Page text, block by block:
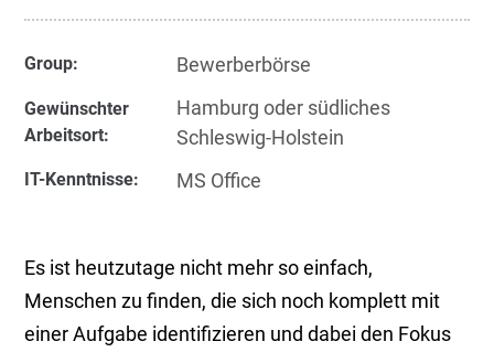
Group: Bewerberbörse
Gewünschter
Arbeitsort:
Hamburg oder südliches
Schleswig-Holstein
IT-Kenntnisse: MS Office
Es ist heutzutage nicht mehr so einfach,
Menschen zu finden, die sich noch komplett mit
einer Aufgabe identifizieren und dabei den Fokus